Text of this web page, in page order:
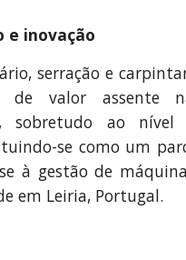
e inovação
serração e
de valor assente
sobretudo ao
se como um
à gestão de
em Leiria, Portugal.